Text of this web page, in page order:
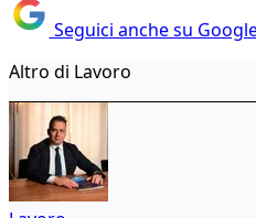
Seguici anche su
Altro di Lavoro